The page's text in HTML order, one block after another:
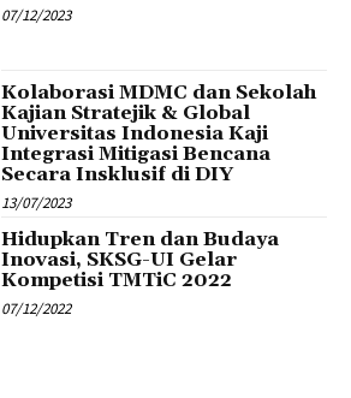
07/12/2023
Kolaborasi MDMC dan Sekolah
Kajian Stratejik & Global
Universitas Indonesia Kaji
Integrasi Mitigasi Bencana
Secara Insklusif di DIY
13/07/2023
Hidupkan Tren dan Budaya
Inovasi, SKSG-UI Gelar
Kompetisi TMTiC 2022
07/12/2022